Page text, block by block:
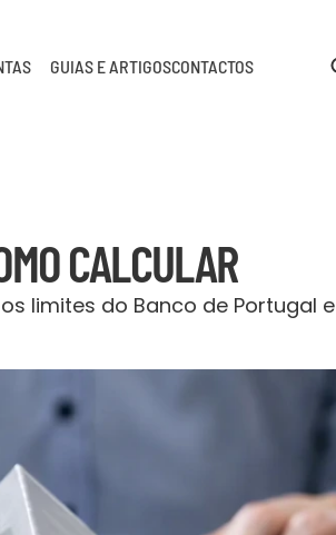
GUIAS E ARTIGOSCONTACTOS
CALCULAR
limites do Banco de Portugal e